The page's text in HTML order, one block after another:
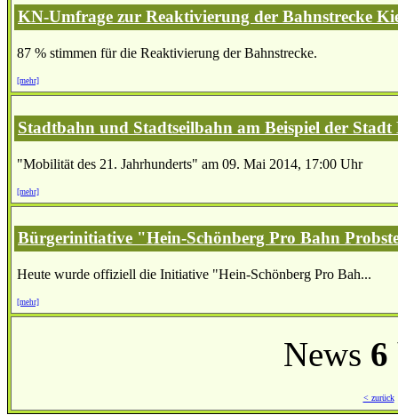
KN-Umfrage zur Reaktivierung der Bahnstrecke
87 % stimmen für die Reaktivierung der Bahnstrecke.
[mehr]
Stadtbahn und Stadtseilbahn am Beispiel der Stadt
"Mobilität des 21. Jahrhunderts" am 09. Mai 2014, 17:00 Uhr
[mehr]
Bürgerinitiative "Hein-Schönberg Pro Bahn
Heute wurde offiziell die Initiative "Hein-Schönberg Pro Bah...
[mehr]
News 6
< zurück